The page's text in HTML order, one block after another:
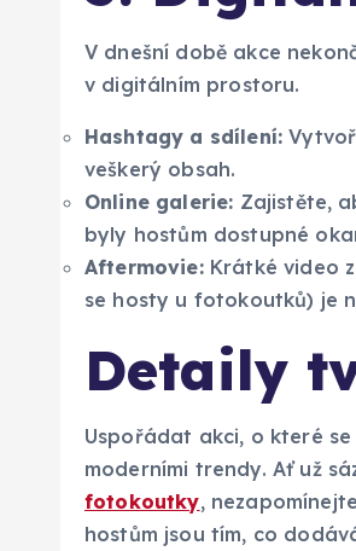
V dnešní době akce
v digitálním prostoru.
Hashtagy a sdílení:
veškerý obsah.
Online galerie: Zajistěte,
byly hostům dostupné
Aftermovie:Krátké video
se hosty u fotokoutků) je
Detaily
Uspořádat akci, o které
moderními trendy. Ať už
fotokoutky,
hostům jsou tím, co